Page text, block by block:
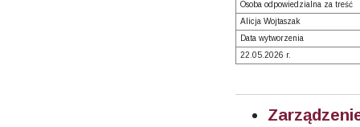
Osoba odpowiedzialna za treść
Alicja Wojtaszak
Data wytworzenia
22.05.2026 r.